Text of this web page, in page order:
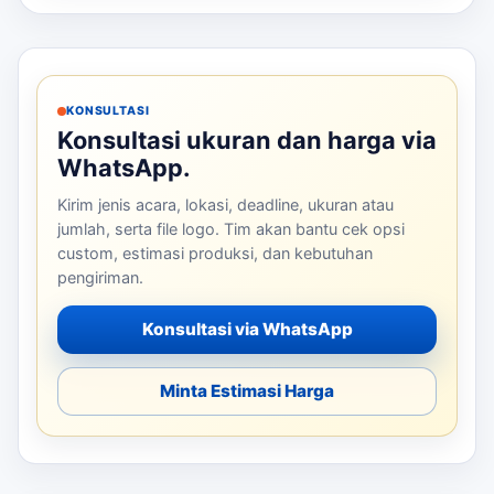
KONSULTASI
Konsultasi ukuran dan harga via
WhatsApp.
Kirim jenis acara, lokasi, deadline, ukuran atau
jumlah, serta file logo. Tim akan bantu cek opsi
custom, estimasi produksi, dan kebutuhan
pengiriman.
Konsultasi via WhatsApp
Minta Estimasi Harga